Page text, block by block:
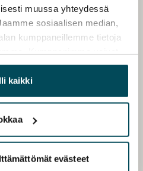
muussa yhteydessä
sosiaalisen median,
kumppaneillemme tietoja
tietoihin, joita olet antanut
olet käyttänyt heidän
kaikki
evästeet